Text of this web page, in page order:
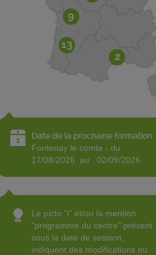
13
2
9
Date de la prochaine formation :
fontenay le comte - du
17/08/2026 au 02/09/2026
le picto "i" et/ou la mention
"programme du centre" présent
sous la date de session,
indiquent des modifications ou